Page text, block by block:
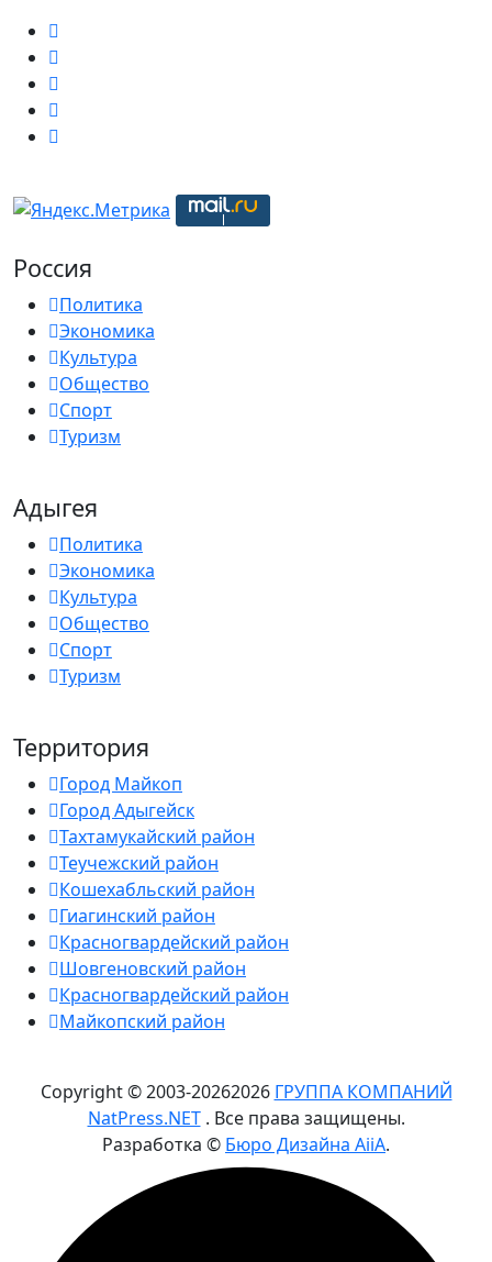
Россия
Политика
Экономика
Культура
Общество
Спорт
Туризм
Адыгея
Политика
Экономика
Культура
Общество
Спорт
Туризм
Территория
Город Майкоп
Город Адыгейск
Тахтамукайский район
Теучежский район
Кошехабльский район
Гиагинский район
Красногвардейский район
Шовгеновский район
Красногвардейский район
Майкопский район
Copyright © 2003-20262026 ГРУППА КОМПАНИЙ
NatPress.NET. Все права защищены.
Разработка © Бюро Дизайна AiiA.